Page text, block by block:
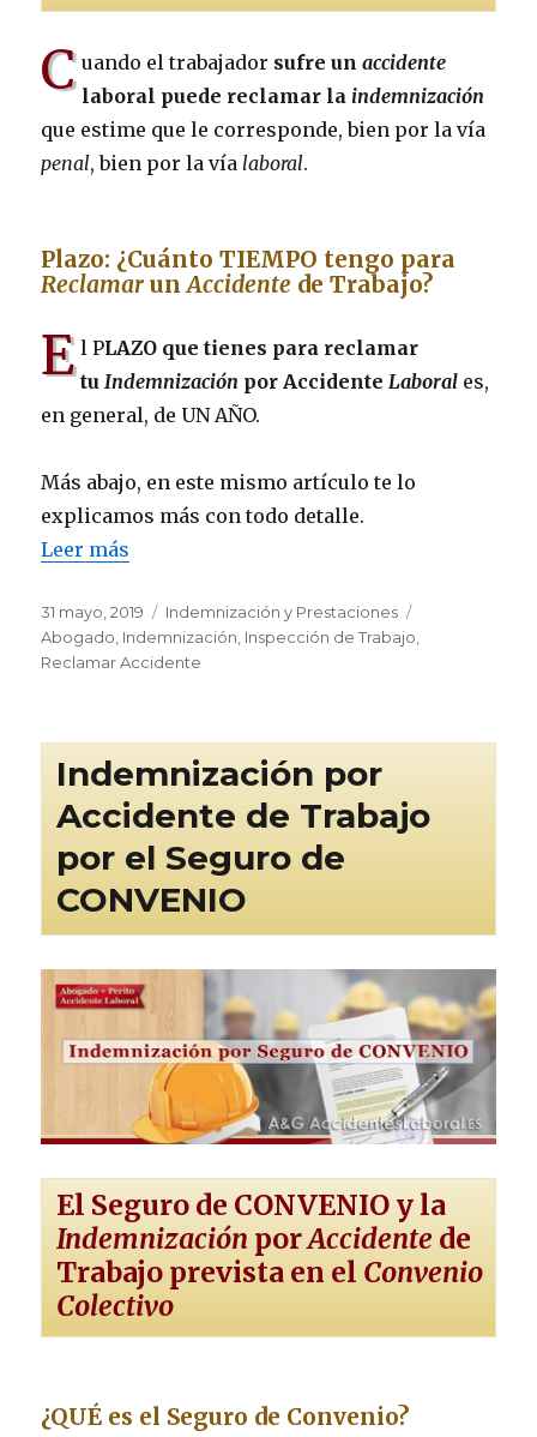
C uando el trabajador sufre un accidente
laboral puede reclamar la indemnización
que estime que le corresponde, bien por la vía
penal, bien por la víalaboral.
Plazo: ¿Cuánto TIEMPO tengo para
Reclamar unAccidente de Trabajo?
E l PLAZO que tienes para reclamar
tu Indemnización por Accidente Laborales,
en general, de UN AÑO.
Más abajo, en este mismo artículo te lo
explicamos más con todo detalle.
Leer más
Publicado
el
31 mayo, 2019 Categorías
Indemnización y Prestaciones
Abogado, Indemnización, Inspección de Trabajo,
Reclamar Accidente
Indemnización por
Accidente de Trabajo
por el Seguro de
CONVENIO
El Seguro de CONVENIO y la
Indemnización porAccidente de
Trabajo prevista en el Convenio
Colectivo
¿QUÉ es el Seguro de Convenio?